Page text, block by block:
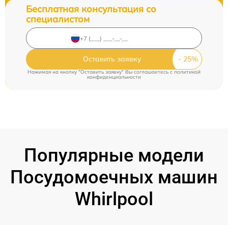
Бесплатная консультация со
специалистом
Оставить заявку
Нажимая на кнопку "Оставить заявку" Вы соглашаетесь c политикой
конфиденциальности
Популярные модели
Посудомоечных машин
Whirlpool